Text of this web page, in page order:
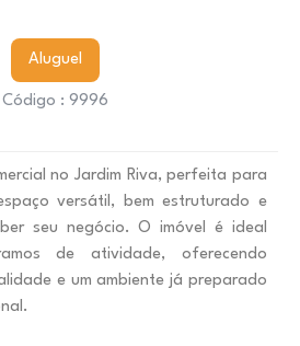
Aluguel
Código : 9996
no Jardim Riva, perfeita para
versátil, bem estruturado e
seu negócio. O imóvel é ideal
de atividade, oferecendo
e um ambiente já preparado